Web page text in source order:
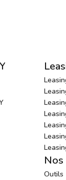
Outils